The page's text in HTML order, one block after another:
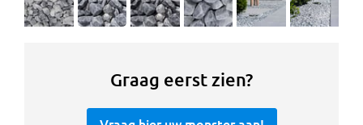
Graag eerst zien?